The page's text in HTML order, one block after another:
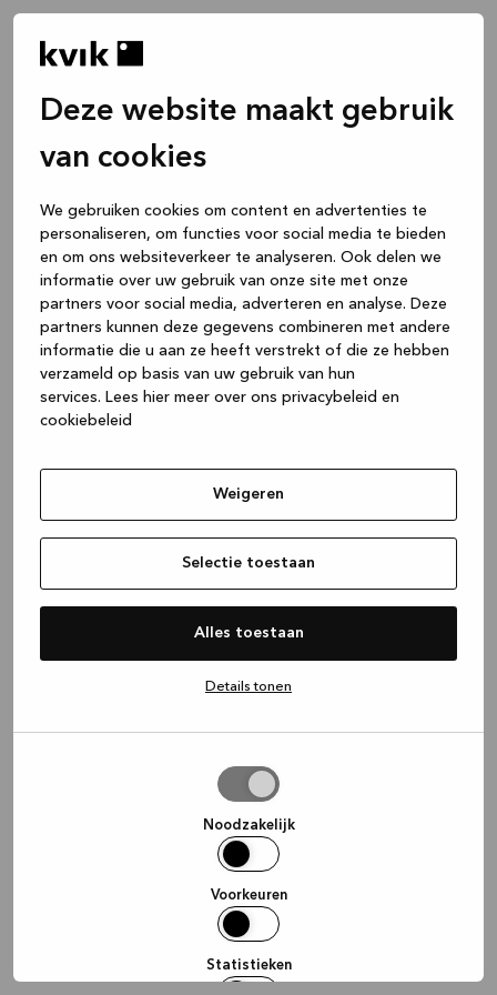
Deze website maakt gebruik
van cookies
We gebruiken cookies om content en advertenties te
personaliseren, om functies voor social media te bieden
en om ons websiteverkeer te analyseren. Ook delen we
informatie over uw gebruik van onze site met onze
partners voor social media, adverteren en analyse. Deze
partners kunnen deze gegevens combineren met andere
informatie die u aan ze heeft verstrekt of die ze hebben
verzameld op basis van uw gebruik van hun
services. Lees hier meer over ons privacybeleid en
cookiebeleid
Weigeren
Selectie toestaan
Alles toestaan
Details tonen
Noodzakelijk
Voorkeuren
Statistieken
(see the browser console for more
information).